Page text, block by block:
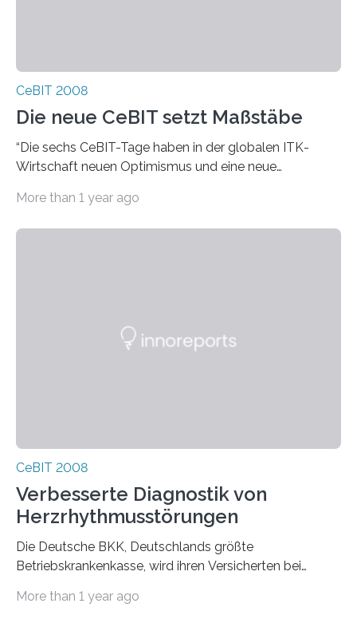
CeBIT 2008
Die neue CeBIT setzt Maßstäbe
“Die sechs CeBIT-Tage haben in der globalen ITK-
Wirtschaft neuen Optimismus und eine neue
der CeBIT 2008…
More than 1 year ago
CeBIT 2008
Verbesserte Diagnostik von
Herzrhythmusstörungen
Die Deutsche BKK, Deutschlands größte
Betriebskrankenkasse, wird ihren Versicherten bei
telemedizinische…
More than 1 year ago